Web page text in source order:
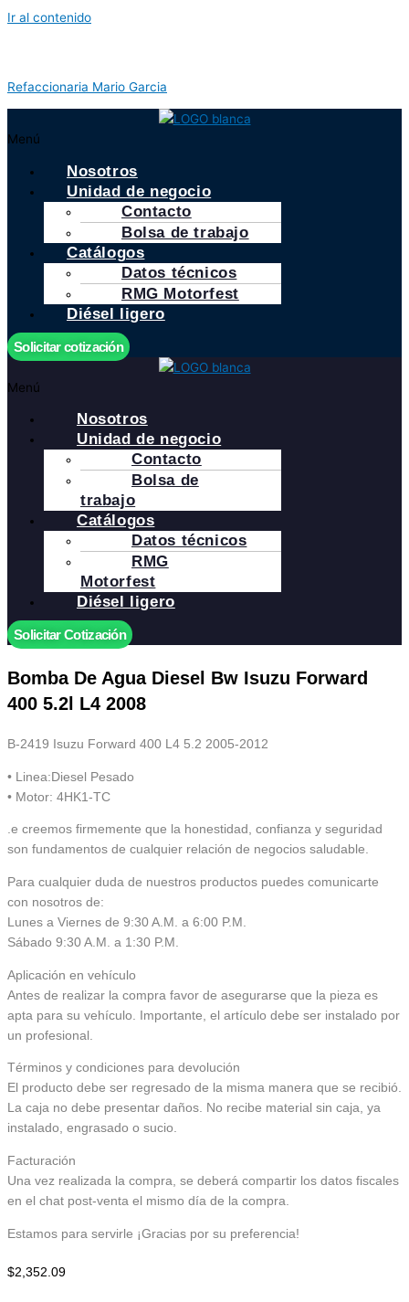
Ir al contenido
Refaccionaria Mario Garcia
Menú
Nosotros
Unidad de negocio
Contacto
Bolsa de trabajo
Catálogos
Datos técnicos
RMG Motorfest
Diésel ligero
Solicitar cotización
Menú
Nosotros
Unidad de negocio
Contacto
Bolsa de
trabajo
Catálogos
Datos técnicos
RMG
Motorfest
Diésel ligero
Solicitar Cotización
Bomba De Agua Diesel Bw Isuzu Forward
400 5.2l L4 2008
B-2419 Isuzu Forward 400 L4 5.2 2005-2012
• Linea:Diesel Pesado
• Motor: 4HK1-TC
.e creemos firmemente que la honestidad, confianza y seguridad
son fundamentos de cualquier relación de negocios saludable.
Para cualquier duda de nuestros productos puedes comunicarte
con nosotros de:
Lunes a Viernes de 9:30 A.M. a 6:00 P.M.
Sábado 9:30 A.M. a 1:30 P.M.
Aplicación en vehículo
Antes de realizar la compra favor de asegurarse que la pieza es
apta para su vehículo. Importante, el artículo debe ser instalado por
un profesional.
Términos y condiciones para devolución
El producto debe ser regresado de la misma manera que se recibió.
La caja no debe presentar daños. No recibe material sin caja, ya
instalado, engrasado o sucio.
Facturación
Una vez realizada la compra, se deberá compartir los datos fiscales
en el chat post-venta el mismo día de la compra.
Estamos para servirle ¡Gracias por su preferencia!
$2,352.09